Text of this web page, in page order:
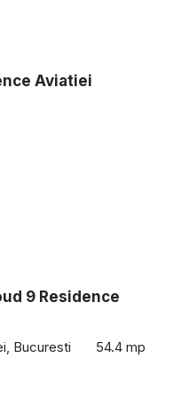
Aviatiei
9 Residence
Bucuresti 54.4 mp